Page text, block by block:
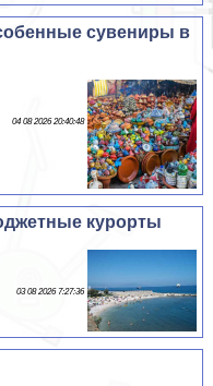
сувениры в
04 08 2026 20:40:48
курорты
03 08 2026 7:27:36